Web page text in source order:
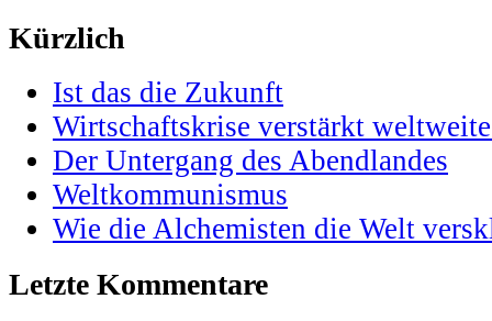
Kürzlich
Ist das die Zukunft
Wirtschaftskrise verstärkt
Der Untergang des Abendlandes
Weltkommunismus
Wie die Alchemisten die Welt
Letzte Kommentare